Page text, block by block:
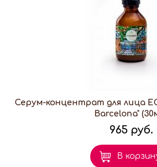
Серум-концентрат для лица
Barcelona"
965 руб.
В